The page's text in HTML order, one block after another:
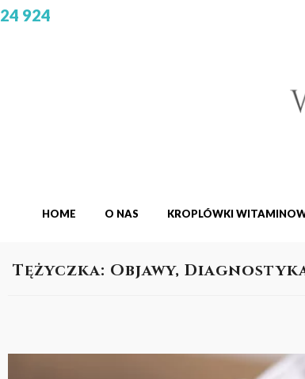
924
HOME O NAS KROPLÓWKI
Tężyczka: Objawy,